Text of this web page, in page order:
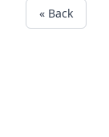
« Back